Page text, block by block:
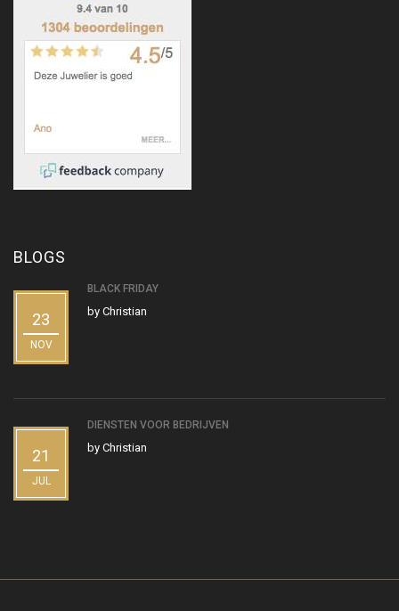
BLOGS
23
NOV
BLACK FRIDAY
by Christian
21
JUL
DIENSTEN VOOR BEDRIJVEN
by Christian